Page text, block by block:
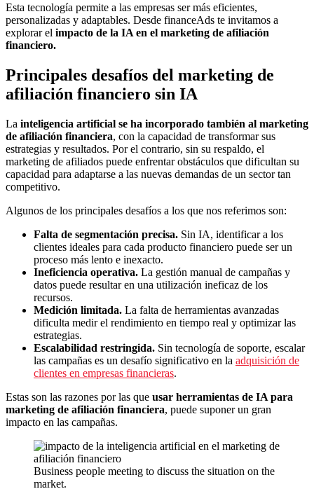
Esta tecnología permite a las empresas ser más eficientes,
personalizadas y adaptables. Desde financeAds te invitamos a
explorar el impacto de la IA en el marketing de afiliación
financiero.
Principales desafíos del marketing de
afiliación financiero sin IA
La inteligencia artificial se ha incorporado también al marketing
de afiliación financiera, con la capacidad de transformar sus
estrategias y resultados. Por el contrario, sin su respaldo, el
marketing de afiliados puede enfrentar obstáculos que dificultan su
capacidad para adaptarse a las nuevas demandas de un sector tan
competitivo.
Algunos de los principales desafíos a los que nos referimos son:
Falta de segmentación precisa. Sin IA, identificar a los
clientes ideales para cada producto financiero puede ser un
proceso más lento e inexacto.
Ineficiencia operativa. La gestión manual de campañas y
datos puede resultar en una utilización ineficaz de los
recursos.
Medición limitada. La falta de herramientas avanzadas
dificulta medir el rendimiento en tiempo real y optimizar las
estrategias.
Escalabilidad restringida. Sin tecnología de soporte, escalar
las campañas es un desafío significativo en la adquisición de
clientes en empresas financieras.
Estas son las razones por las que usar herramientas de IA para
marketing de afiliación financiera, puede suponer un gran
impacto en las campañas.
Business people meeting to discuss the situation on the
market.